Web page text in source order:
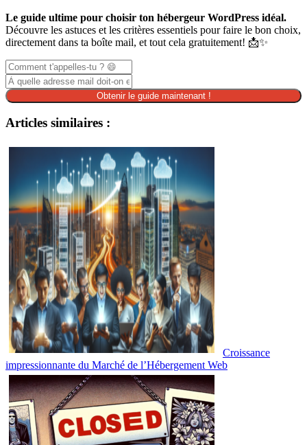
Le guide ultime pour choisir ton hébergeur WordPress idéal.
Découvre les astuces et les critères essentiels pour faire le bon choix,
directement dans ta boîte mail, et tout cela gratuitement! 📩✨
Obtenir le guide maintenant !
Articles similaires :
Croissance
impressionnante du Marché de l’Hébergement Web